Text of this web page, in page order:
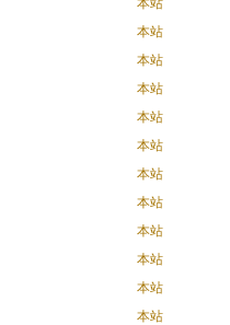
本站
本站
本站
本站
本站
本站
本站
本站
本站
本站
本站
本站